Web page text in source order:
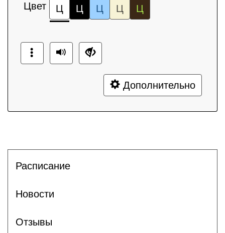
Цвет Ц Ц Ц Ц Ц
Дополнительно
Расписание
Новости
Отзывы